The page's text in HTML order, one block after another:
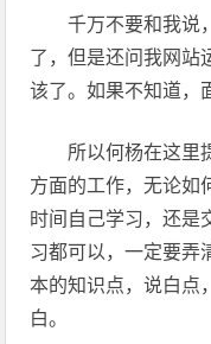
千万不要和我说
了，但是还问我网站
该了。如果不知道，
所以何杨在这里
方面的工作，无论如
时间自己学习，还是
习都可以，一定要弄
本的知识点，说白点
白。